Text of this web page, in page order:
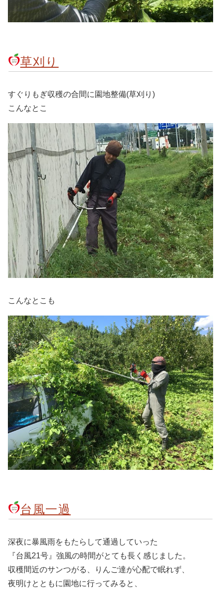
草刈り
すぐりもぎ収穫の合間に園地整備(草刈り)
こんなとこ
こんなとこも
台風一過
深夜に暴風雨をもたらして通過していった
『台風21号』強風の時間がとても長く感じました。
収穫間近のサンつがる、りんご達が心配で眠れず、
夜明けとともに園地に行ってみると、